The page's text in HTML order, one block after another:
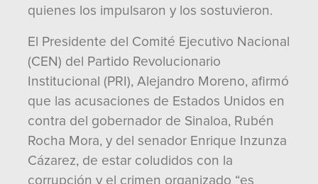
quienes los impulsaron y los sostuvieron.
El Presidente del Comité Ejecutivo Nacional
(CEN) del Partido Revolucionario
Institucional (PRI), Alejandro Moreno, afirmó
que las acusaciones de Estados Unidos en
contra del gobernador de Sinaloa, Rubén
Rocha Mora, y del senador Enrique Inzunza
Cázarez, de estar coludidos con la
corrupción y el crimen organizado “es